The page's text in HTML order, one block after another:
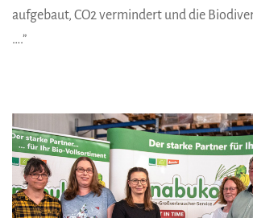
aufgebaut, CO2 vermindert und die
….”